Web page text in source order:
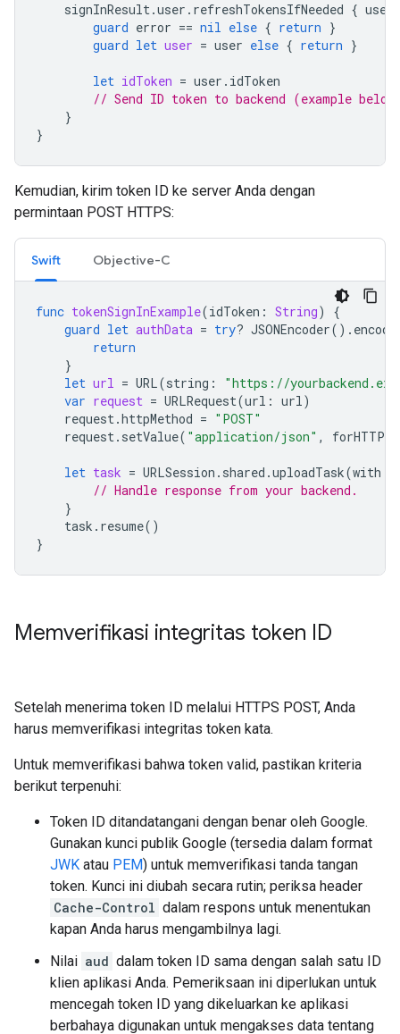
signInResult.user . refreshTokensIfNeeded { user
guard error == nil else { return }
guard let user = user else { return }
let idToken = user . idToken
// Send ID token to backend (example
}
}
Kemudian, kirim token ID ke server Anda dengan
permintaan POST HTTPS:
Swift Objective-C
func tokenSignInExample(idToken : String)
{
guard let authData = try? JSONEncoder(). encode
return
}
let url = URL(string :
"https://
var request = URLRequest(url : url)
request.httpMethod = "POST"
request. setValue( "application/json" ,
let task = URLSession . shared .uploadTask(with
// Handle response from your backend.
}
task . resume()
}
Memverifikasi integritas token ID
Setelah menerima token ID melalui HTTPS POST, Anda
harus memverifikasi integritas token kata.
Untuk memverifikasi bahwa token valid, pastikan kriteria
berikut terpenuhi:
Token ID ditandatangani dengan benar oleh Google.
Gunakan kunci publik Google (tersedia dalam format
JWK atau PEM) untuk memverifikasi tanda tangan
token. Kunci ini diubah secara rutin; periksa header
Cache-Control dalam respons untuk menentukan
kapan Anda harus mengambilnya lagi.
Nilai aud dalam token ID sama dengan salah satu ID
klien aplikasi Anda. Pemeriksaan ini diperlukan untuk
mencegah token ID yang dikeluarkan ke aplikasi
berbahaya digunakan untuk mengakses data tentang